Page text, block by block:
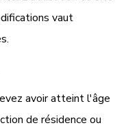
vaut
avoir atteint l'âge
de résidence ou